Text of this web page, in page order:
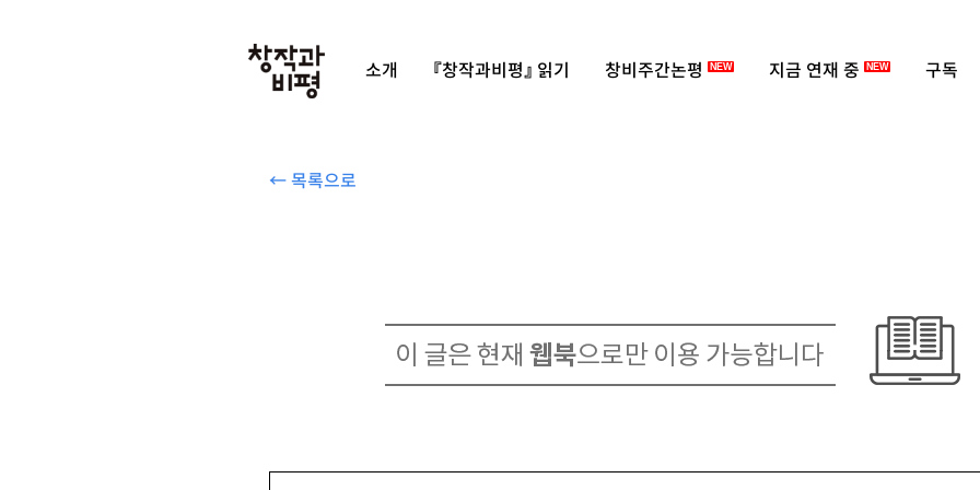
소개 『창작과비평』 읽기 창비주간논평 NEW 지금 연재 중 NEW 구독
← 목록으로